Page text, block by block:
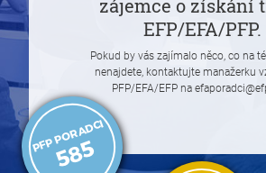
zájemce o získání
EFP/EFA/PFP.
Pokud by vás zajímalo něco, co na
nenajdete, kontaktujte manažerku
PFP/EFA/EFP na
PFP PORADCI
585